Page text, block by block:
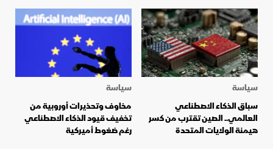
سياسة
سباق الذكاء الاصطناعي
العالمي.. الصين تقترب من كسر
هيمنة الولايات المتحدة
سياسة
مخاوف وتحذيرات أوروبية من
تخفيف قيود الذكاء الاصطناعي
رغم ضغوط أميركية